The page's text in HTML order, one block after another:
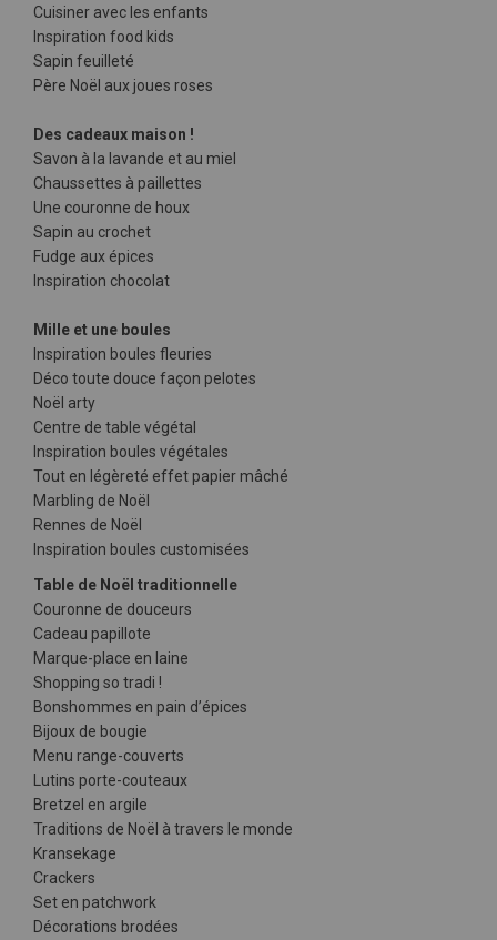
Cuisiner avec les enfants
Inspiration food kids
Sapin feuilleté
Père Noël aux joues roses
Des cadeaux maison !
Savon à la lavande et au miel
Chaussettes à paillettes
Une couronne de houx
Sapin au crochet
Fudge aux épices
Inspiration chocolat
Mille et une boules
Inspiration boules fleuries
Déco toute douce façon pelotes
Noël arty
Centre de table végétal
Inspiration boules végétales
Tout en légèreté effet papier mâché
Marbling de Noël
Rennes de Noël
Inspiration boules customisées
Table de Noël traditionnelle
Couronne de douceurs
Cadeau papillote
Marque-place en laine
Shopping so tradi !
Bonshommes en pain d’épices
Bijoux de bougie
Menu range-couverts
Lutins porte-couteaux
Bretzel en argile
Traditions de Noël à travers le monde
Kransekage
Crackers
Set en patchwork
Décorations brodées